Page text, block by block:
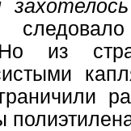
Но из